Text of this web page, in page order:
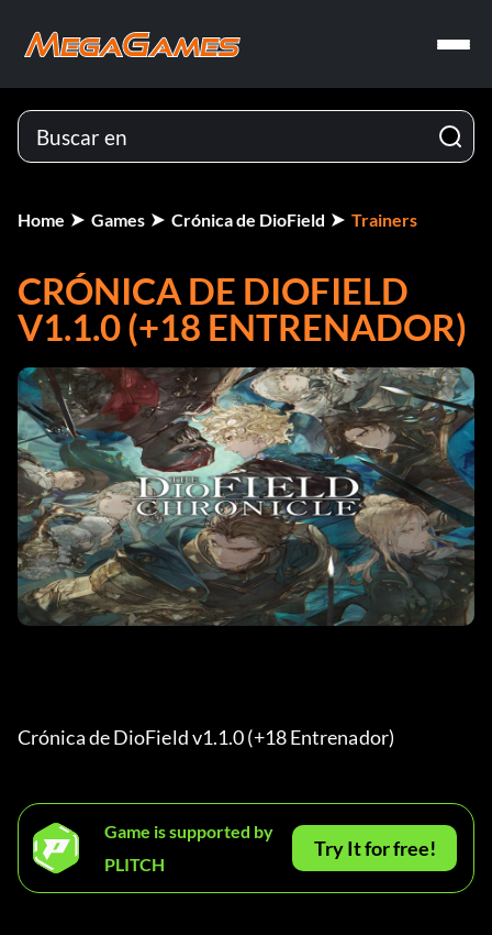
Home Games Crónica de DioField Trainers
CRÓNICA DE DIOFIELD
V1.1.0 (+18 ENTRENADOR)
Crónica de DioField v1.1.0 (+18 Entrenador)
Game is supported by
PLITCH
Try It for free!